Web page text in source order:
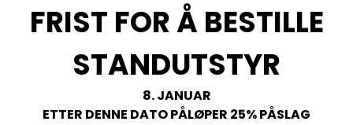
FRIST FOR Å BESTILLE
STANDUTSTYR
8. JANUAR
ETTER DENNE DATO PÅLØPER 25% PÅSLAG